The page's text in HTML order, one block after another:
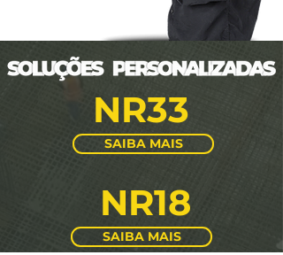
NR33
SAIBA MAIS
NR18
SAIBA MAIS